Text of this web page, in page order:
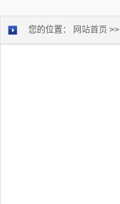
您的位置： 网站首页 >>